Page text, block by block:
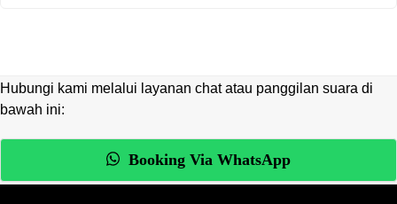
Hubungi kami melalui layanan chat atau panggilan suara di
bawah ini:
Booking Via WhatsApp